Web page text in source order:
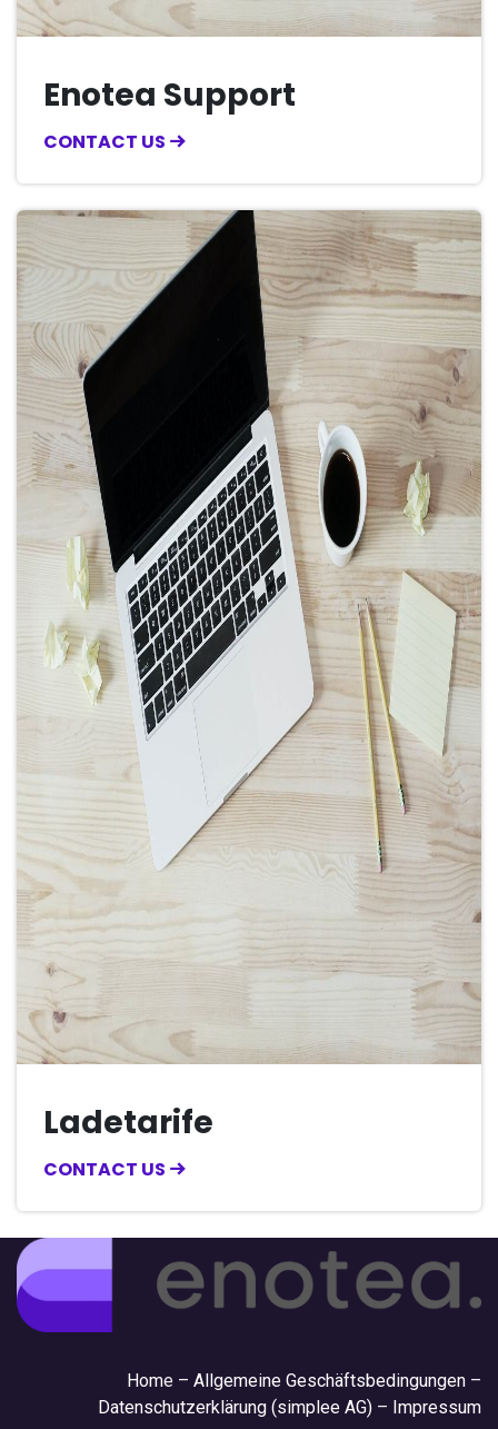
Enotea Support
CONTACT US
Ladetarife
CONTACT US
Home – Allgemeine Geschäftsbedingungen –
Datenschutzerklärung (simplee AG) – Impressum